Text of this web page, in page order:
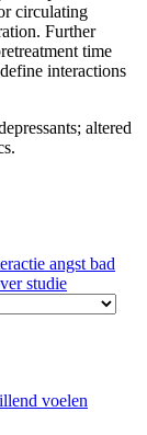
circulating
Further
time
interactions
altered
angst bad
studie
voelen